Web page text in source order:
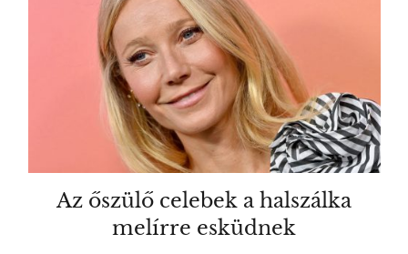
Az őszülő celebek a halszálka
melírre esküdnek